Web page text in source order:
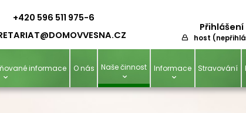
+420 596 511 975-6
OMOVVESNA.CZ
Přihlášení
host
informace O nás Naše činnost Informace Stravování